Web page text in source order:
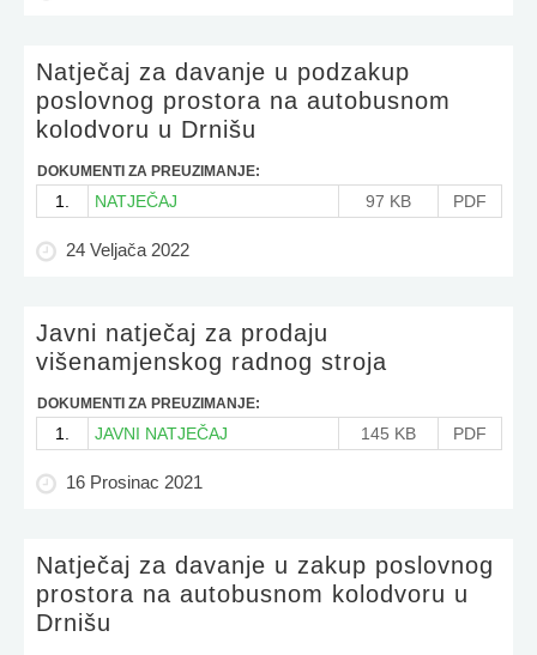
Natječaj za davanje u podzakup
poslovnog prostora na autobusnom
kolodvoru u Drnišu
DOKUMENTI ZA PREUZIMANJE:
1. NATJEČAJ 97 KB PDF
24 Veljača 2022
Javni natječaj za prodaju
višenamjenskog radnog stroja
DOKUMENTI ZA PREUZIMANJE:
1. JAVNI NATJEČAJ 145 KB PDF
16 Prosinac 2021
Natječaj za davanje u zakup poslovnog
prostora na autobusnom kolodvoru u
Drnišu